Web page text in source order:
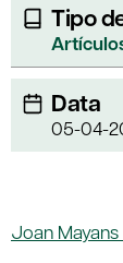
Tipo
Data
05-04-
Joan Mayans